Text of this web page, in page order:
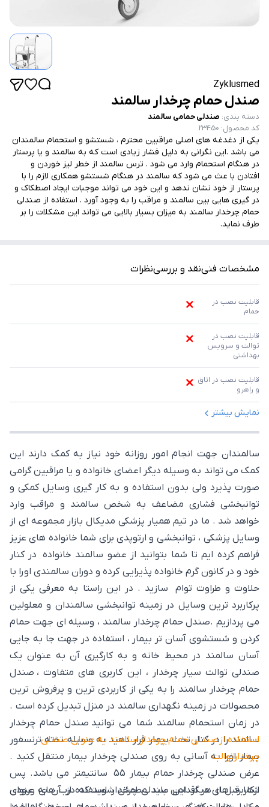
Zyklusmed
صندل حمام چرخدار سالمند
دسته بندی: صندلی حمامی سالمند
کد محصول:
23450
یکی از دغدغه های اصلی مراقبین محترم ، شستشو و استحمام سالمندان
می باشد .این نگرانی به دلیل فشار زیادی است که به سالمند و یا پرستار
در هنگام استحمام وارد می شود . ترس سالمند از خطر لیز خوردن و
افتادن با عث می شود که سالمند در هنگام شستشو همکاری لازم را با
پرستار از خود نشان ندهد و این خود می تواند موجبات ایجاد اصطکاک و
در گیری هایی بین سالمند و مراقب را به وجود آورد . استفاده از صندلی
حمام چرخدار سالمند به میزان بسیار بالایی می تواند این مشکلات را بر
طرف نماید.
مشخصات فنینقد و بررسینظرات
حمام
بهداشتی
و راهرو
نمایش بیشتر
سالمندان جهت انجام امور روزانه خود نیاز به کمک دارند این
کمک می تواند به وسیله دیگر اعضای خانواده و یا مراقبین گرامی
صورت پذیرد ولی بدون استفاده و به کار گیری وسایل کمکی و
توانبخشی فشاری مضاعف به شخص سالمند و مراقب وارد
خواهد شد . ما در تیم همیار پزشکی مدیکال بازار مجموعه ای از
وسایل پزشکی ، توانبخشی و ارتوپدی برای شما خانواده های عزیز
فراهم کرده ایم تا شما بتوانید از عضو سالمند خانواده در کنار
خود و در کانون گرم خانواده پذیرایی کرده و دوران سالمندی او را با
حلاوت و طراوت توام سازید . در این راستا به معرفی یکی از
پرکاربرد ترین وسایل در زمینه توانبخشی سالمندان و معلولین
می پردازیم .صندل حمام چرخدار سالمند ، وسیله ای جهت حمام
کردن و شستشوی آسان تر بیمار ، استفاده در جهت جا به جایی
آسان سالمند در محیط خانه و به کارگیری آن به عنوان یک
صندلی توالت سیار چرخدار ، این کاربری های متفاوت ، صندل
حمام چرخدار سالمند را به یکی از کاربردی ترین و پرفروش ترین
محصولات در زمینه نگهداری سالمند در منزل تبدیل کرده است .
در زمان استحمام سالمند شما می توانید صندل حمام چرخدار
سالمند را در کنار تخت بیمار قرار دهید به وسیله تخته ترنسفور
بیمار اورا به آسانی به روی صندلی چرخدار بیمار منتقل کنید .
عرض صندلی چرخدار حمام بیمار 55 سانتیمتر می باشد. پس
شما قبل از هر اقدامی باید مطمئن شوید که درب های ورودی
استفاده از صندلی حمام چرخدار سالمند به عنوان صندلی
چرخدارتوالت
ازکاربرد های دیگر این صندلی چرخدار استفاده از آن به عنوان